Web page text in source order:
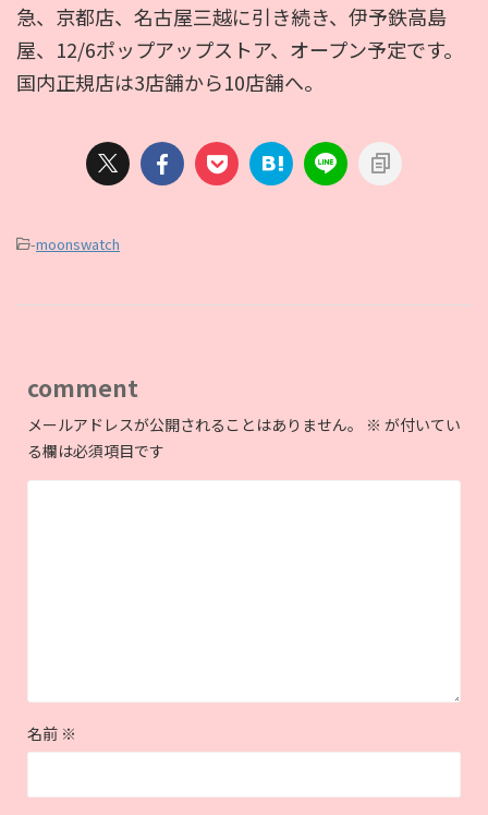
急、京都店、名古屋三越に引き続き、伊予鉄高島
屋、12/6ポップアップストア、オープン予定です。
国内正規店は3店舗から10店舗へ。
-moonswatch
comment
メールアドレスが公開されることはありません。 ※ が付いてい
る欄は必須項目です
名前 ※